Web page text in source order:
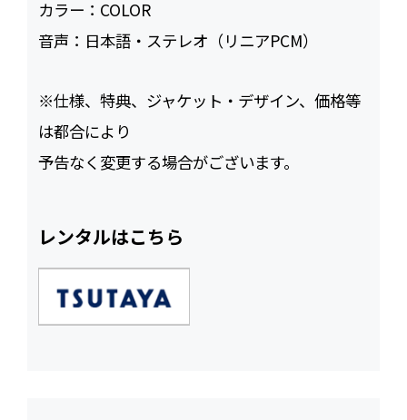
カラー： COLOR
音声： 日本語・ステレオ（リニアPCM）
※仕様、特典、ジャケット・デザイン、価格等
は都合により
予告なく変更する場合がございます。
レンタルはこちら